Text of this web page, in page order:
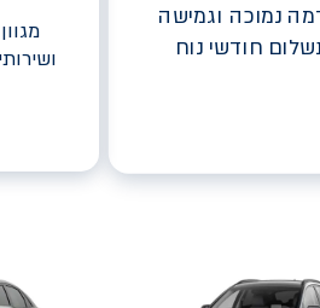
נמוכה וגמישה
חודשי נוח